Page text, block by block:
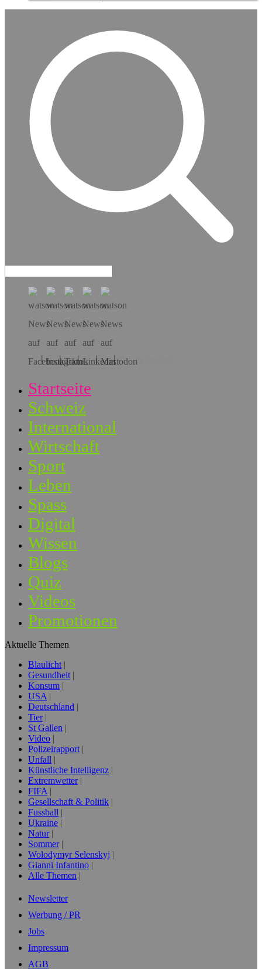
Hol dir die App!
Startseite
Schweiz
International
Wirtschaft
Sport
Leben
Spass
Digital
Wissen
Blogs
Quiz
Videos
Promotionen
Aktuelle Themen
Blaulicht
Gesundheit
Konsum
USA
Deutschland
Tier
St Gallen
Video
Polizeirapport
Unfall
Künstliche Intelligenz
Extremwetter
FIFA
Gesellschaft & Politik
Fussball
Ukraine
Natur
Sommer
Wolodymyr Selenskyj
Gianni Infantino
Alle Themen
Newsletter
Werbung / PR
Jobs
Impressum
AGB